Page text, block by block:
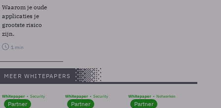
Waarom je oude
applicaties je
grootste risico
zijn.
1 min
MEER WHITEPAPERS
Whitepaper Security
Partner
Whitepaper Security
Partner
Whitepaper Netwerken
Partner